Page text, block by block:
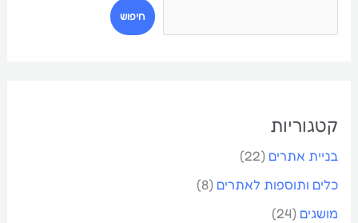
פ
חיפוש
קטגוריות
בניית אתרים (22)
כלים ותוספות לאתרים (8)
מושגים (24)